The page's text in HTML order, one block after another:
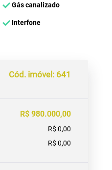
Gás canalizado
Interfone
Cód. imóvel: 641
R$ 980.000,00
R$ 0,00
R$ 0,00